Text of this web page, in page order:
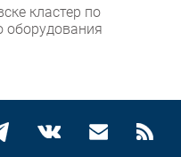
кластер по
оборудования